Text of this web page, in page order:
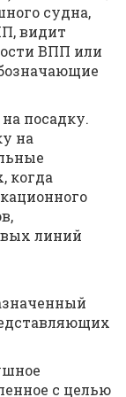
судна,
видит
ВПП или
посадку.
на
когда
линий
с целью